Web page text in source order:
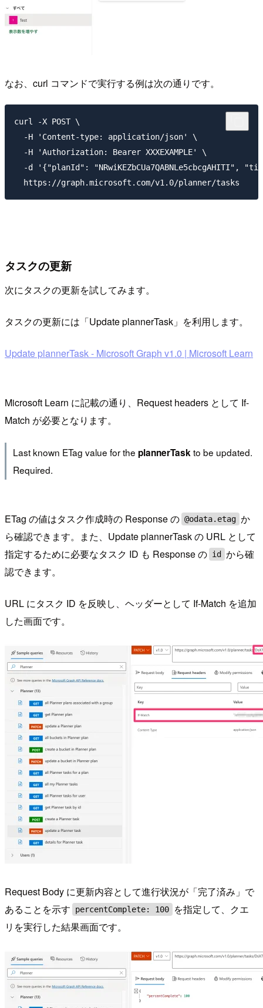
なお、curl コマンドで実行する例は次の通りです。
curl -X POST \
  -H 'Content-type: application/json' \
  -H 'Authorization: Bearer XXXEXAMPLE' \
-d '{"planId": "NRwiKEZbCUa7QABNLe5cbcgAHITI",
タスクの更新
次にタスクの更新を試してみます。
タスクの更新には「Update plannerTask」を利用します。
Update plannerTask - Microsoft Graph v1.0 | Microsoft Learn
Microsoft Learn に記載の通り、Request headers として If-
Match が必要となります。
Last known ETag value for the plannerTaskto be updated.
Required.
ETag の値はタスク作成時の Response の @odata.etag か
ら確認できます。また、Update plannerTask の URL として
指定するために必要なタスク ID も Response の id
から確
認できます。
URL にタスク ID を反映し、ヘッダーとして If-Match を追加
した画面です。
Request Body に更新内容として進行状況が「完了済み」で
あることを示す
percentComplete: 100
を指定して、クエ
リを実行した結果画面です。